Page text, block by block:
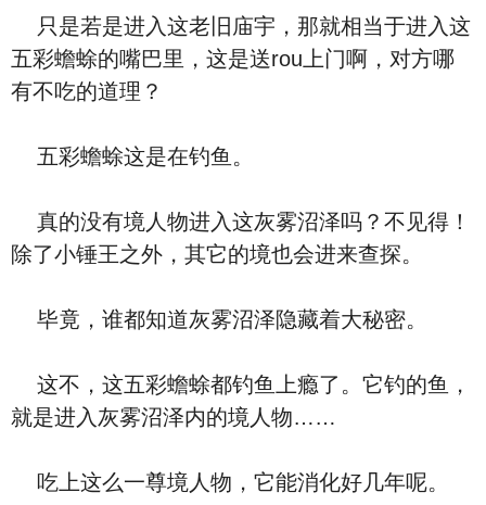
只是若是进入这老旧庙宇，那就相当于进入这
五彩蟾蜍的嘴巴里，这是送rou上门啊，对方哪
有不吃的道理？
五彩蟾蜍这是在钓鱼。
真的没有境人物进入这灰雾沼泽吗？不见得！
除了小锤王之外，其它的境也会进来查探。
毕竟，谁都知道灰雾沼泽隐藏着大秘密。
这不，这五彩蟾蜍都钓鱼上瘾了。它钓的鱼，
就是进入灰雾沼泽内的境人物……
吃上这么一尊境人物，它能消化好几年呢。